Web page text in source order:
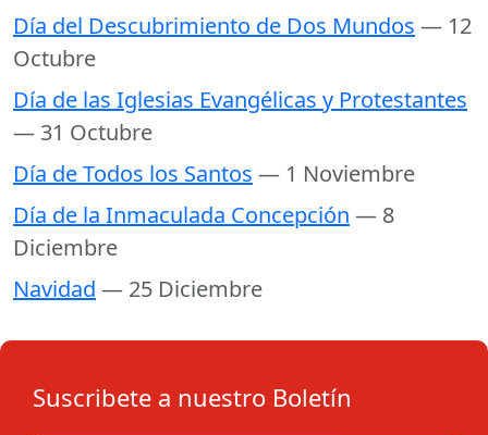
Día del Descubrimiento de Dos Mundos — 12
Octubre
Día de las Iglesias Evangélicas y Protestantes
— 31 Octubre
Día de Todos los Santos — 1 Noviembre
Día de la Inmaculada Concepción — 8
Diciembre
Navidad — 25 Diciembre
Suscribete a nuestro Boletín